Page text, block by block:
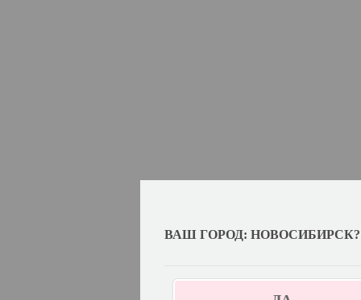
ВАШ ГОРОД: НОВОСИБИРСК?